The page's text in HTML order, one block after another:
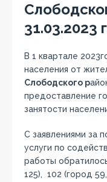
31.03.2023
В 1 квартале
населения от
Слободского р
предоставление
занятости
С заявлениями за
услуги по
работы
125), 102 (город